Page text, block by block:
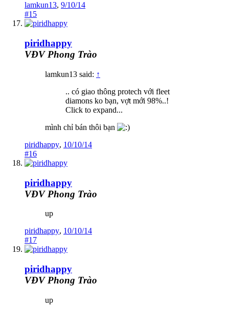
lamkun13, 9/10/14
#15
piridhappy
VĐV Phong Trào
lamkun13 said: ↑
.. có giao thông protech với fleet
diamons ko bạn, vợt mới 98%..!
Click to expand...
mình chỉ bán thôi bạn
piridhappy, 10/10/14
#16
piridhappy
VĐV Phong Trào
up
piridhappy, 10/10/14
#17
piridhappy
VĐV Phong Trào
up